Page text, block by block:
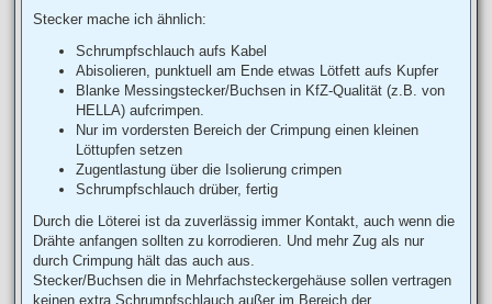
Stecker mache ich ähnlich:
Schrumpfschlauch aufs Kabel
Abisolieren, punktuell am Ende etwas Lötfett aufs Kupfer
Blanke Messingstecker/Buchsen in KfZ-Qualität (z.B. von
HELLA) aufcrimpen.
Nur im vordersten Bereich der Crimpung einen kleinen
Löttupfen setzen
Zugentlastung über die Isolierung crimpen
Schrumpfschlauch drüber, fertig
Durch die Löterei ist da zuverlässig immer Kontakt, auch wenn die
Drähte anfangen sollten zu korrodieren. Und mehr Zug als nur
durch Crimpung hält das auch aus.
Stecker/Buchsen die in Mehrfachsteckergehäuse sollen vertragen
keinen extra Schrumpfschlauch außer im Bereich der